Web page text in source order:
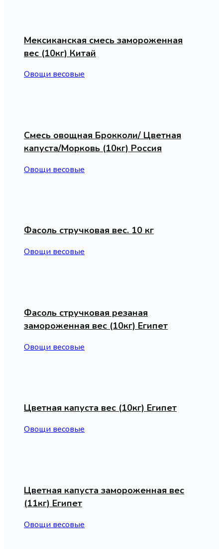
Мексиканская смесь замороженная
вес (10кг) Китай
Овощи весовые
Смесь овощная Брокколи/ Цветная
капуста/Морковь (10кг) Россия
Овощи весовые
Фасоль стручковая вес. 10 кг
Овощи весовые
Фасоль стручковая резаная
замороженная вес (10кг) Египет
Овощи весовые
Цветная капуста вес (10кг) Египет
Овощи весовые
Цветная капуста замороженная вес
(11кг) Египет
Овощи весовые